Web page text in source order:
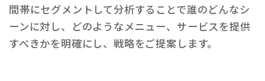
間帯にセグメントして分析することで誰のどんなシ
ーンに対し、どのようなメニュー、サービスを提供
すべきかを明確にし、戦略をご提案します。